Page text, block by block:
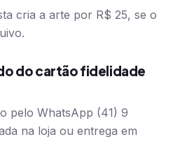
cria a arte por R$ 25, se o
do cartão fidelidade
pelo WhatsApp (41) 9
na loja ou entrega em